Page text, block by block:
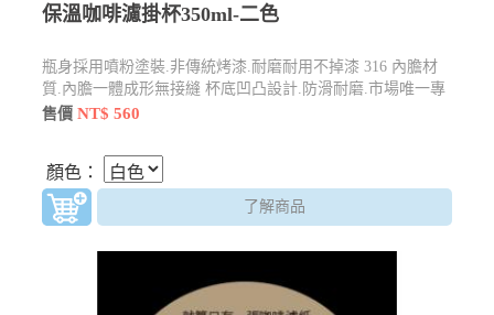
保溫咖啡濾掛杯350ml-二色
瓶身採用噴粉塗裝.非傳統烤漆.耐磨耐用不掉漆 316 內膽材
質.內膽一體成形無接縫 杯底凹凸設計.防滑耐磨.市場唯一專
為濾掛咖啡族設計
售價NT$ 560
顏色：
了解商品